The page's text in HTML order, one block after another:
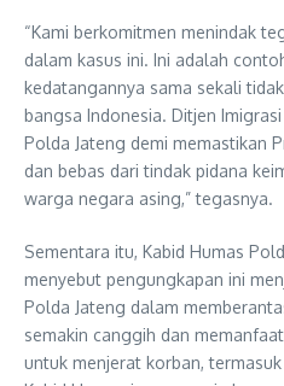
“Kami berkomitmen menindak
dalam kasus ini. Ini adalah
kedatangannya sama sekali
bangsa Indonesia. Ditjen
Polda Jateng demi memastikan
dan bebas dari tindak pidana
warga negara asing,” tegasnya.
Sementara itu, Kabid Humas
menyebut pengungkapan ini
Polda Jateng dalam
semakin canggih dan
untuk menjerat korban,